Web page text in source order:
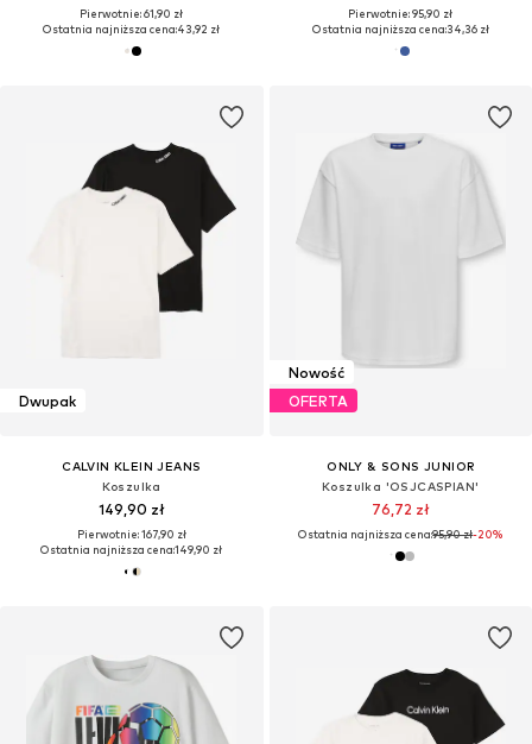
Pierwotnie: 61,90 zł
Ostatnia najniższa cena:43,92 zł
Pierwotnie: 95,90 zł
Ostatnia najniższa cena:34,36 zł
Dwupak
CALVIN KLEIN JEANS
Koszulka
149,90 zł
Pierwotnie: 167,90 zł
Ostatnia najniższa cena:149,90 zł
Nowość
OFERTA
ONLY & SONS JUNIOR
Koszulka 'OSJCASPIAN'
76,72 zł
Ostatnia najniższa cena:95,90 zł-20%